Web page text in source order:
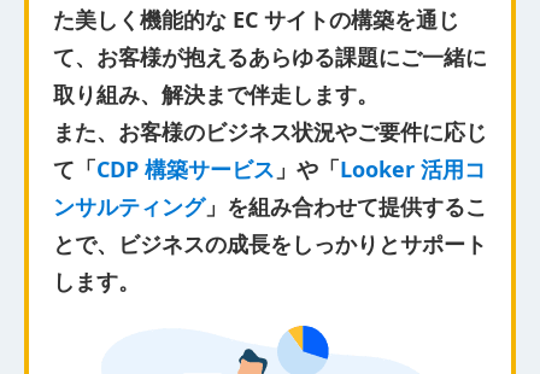
た美しく機能的な EC サイトの構築を通じ
て、お客様が抱えるあらゆる課題にご一緒に
取り組み、解決まで伴走します。
また、お客様のビジネス状況やご要件に応じ
て「CDP 構築サービス 」や「Looker 活用コ
ンサルティング」を組み合わせて提供するこ
とで、ビジネスの成長をしっかりとサポート
します。